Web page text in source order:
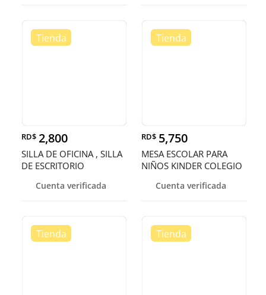
RD$ 2,800
SILLA DE OFICINA , SILLA
DE ESCRITORIO
Cuenta verificada
RD$ 5,750
MESA ESCOLAR PARA
NIÑOS KINDER COLEGIO
Cuenta verificada